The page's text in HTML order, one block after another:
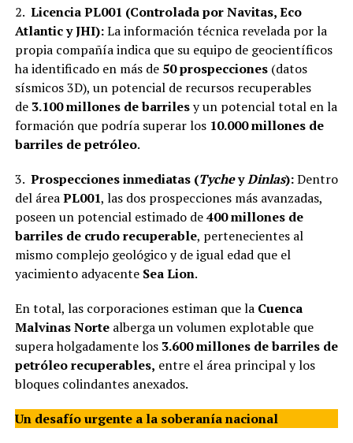
2. Licencia PL001 (Controlada por Navitas, Eco
Atlantic y JHI):La información técnica revelada por la
propia compañía indica que su equipo de geocientíficos
ha identificado en más de 50 prospecciones(datos
sísmicos 3D), un potencial de recursos recuperables
de 3.100 millones de barrilesy un potencial total en la
formación que podría superar los 10.000 millones de
barriles de petróleo.
3. Prospecciones inmediatas (TycheyDinlas):Dentro
del áreaPL001, las dos prospecciones más avanzadas,
poseen un potencial estimado de400 millones de
barriles de crudo recuperable, pertenecientes al
mismo complejo geológico y de igual edad que el
yacimiento adyacente Sea Lion.
En total, las corporaciones estiman que la Cuenca
Malvinas Nortealberga un volumen explotable que
supera holgadamente los 3.600 millones de barriles de
petróleo recuperables, entre el área principal y los
bloques colindantes anexados.
Un desafío urgente a la soberanía nacional